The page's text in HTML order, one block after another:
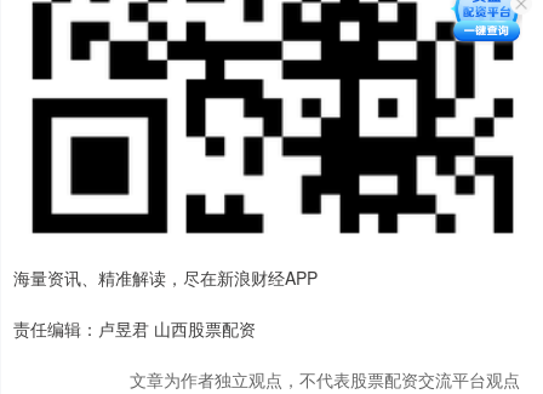
海量资讯、精准解读，尽在新浪财经APP
责任编辑：卢昱君 山西股票配资
文章为作者独立观点，不代表股票配资交流平台观点